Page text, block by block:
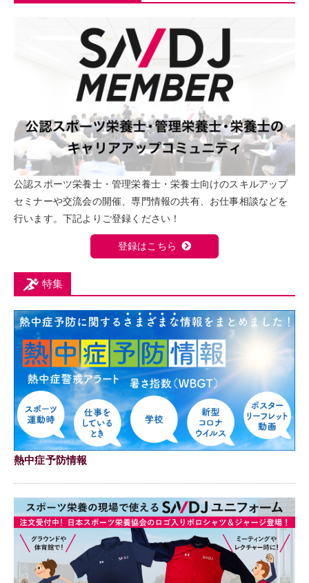
公認スポーツ栄養士・管理栄養士・栄養士向けのスキルアップ
セミナーや交流会の開催、専門情報の共有、お仕事相談などを
行います。下記よりご登録ください！
登録はこちら
特集
熱中症予防情報